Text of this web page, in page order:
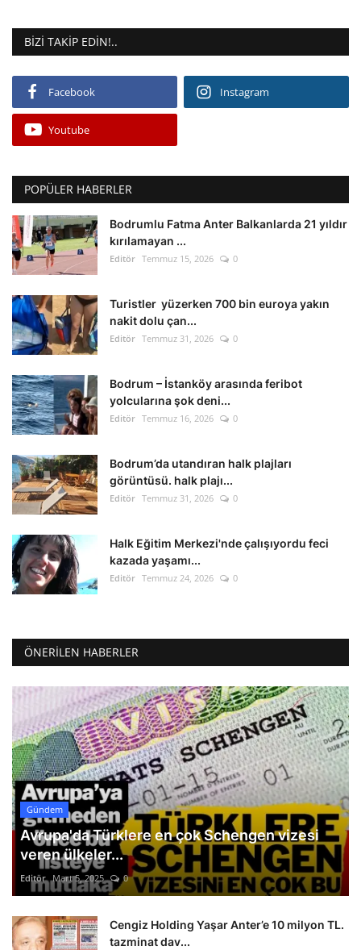
BIZI TAKIP EDIN!..
Facebook Instagram
Youtube
POPÜLER HABERLER
Bodrumlu Fatma Anter Balkanlarda 21 yıldır
kırılamayan ...
Editör Temmuz 15, 2026 0
Turistler yüzerken 700 bin euroya yakın
nakit dolu çan...
Editör Temmuz 31, 2026 0
Bodrum – İstanköy arasında feribot
yolcularına şok deni...
Editör Temmuz 16, 2026 0
Bodrum’da utandıran halk plajları
görüntüsü. halk plajı...
Editör Temmuz 31, 2026 0
Halk Eğitim Merkezi'nde çalışıyordu feci
kazada yaşamı...
Editör Temmuz 24, 2026 0
ÖNERILEN HABERLER
Gündem
Avrupa'da Türklere en çok Schengen vizesi
veren ülkeler...
Editör Mart 5, 2025 0
Cengiz Holding Yaşar Anter’e 10 milyon TL.
tazminat dav...